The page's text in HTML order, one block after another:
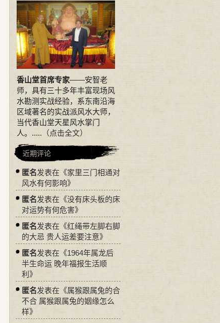
香山堂首席专家——安智老
师，具有三十多年丰富现场风
水勘测实战经验，系东南沿海
区域著名的实战派风水大师，
当代香山堂天星风水掌门
人。..... （点击全文）
近期评论
匿名发表在《家里三门相通对
风水有何影响》
匿名发表在《没有床头板的床
对运势有何危害》
匿名发表在《红绳带左脚右脚
的大忌 贵人运差要注意》
匿名发表在《1964年属龙后
半生命运 晚年福报生活顺
利 》
匿名发表在《属猴跟属兔的合
不合 属猴跟属兔的姻缘怎么
样》